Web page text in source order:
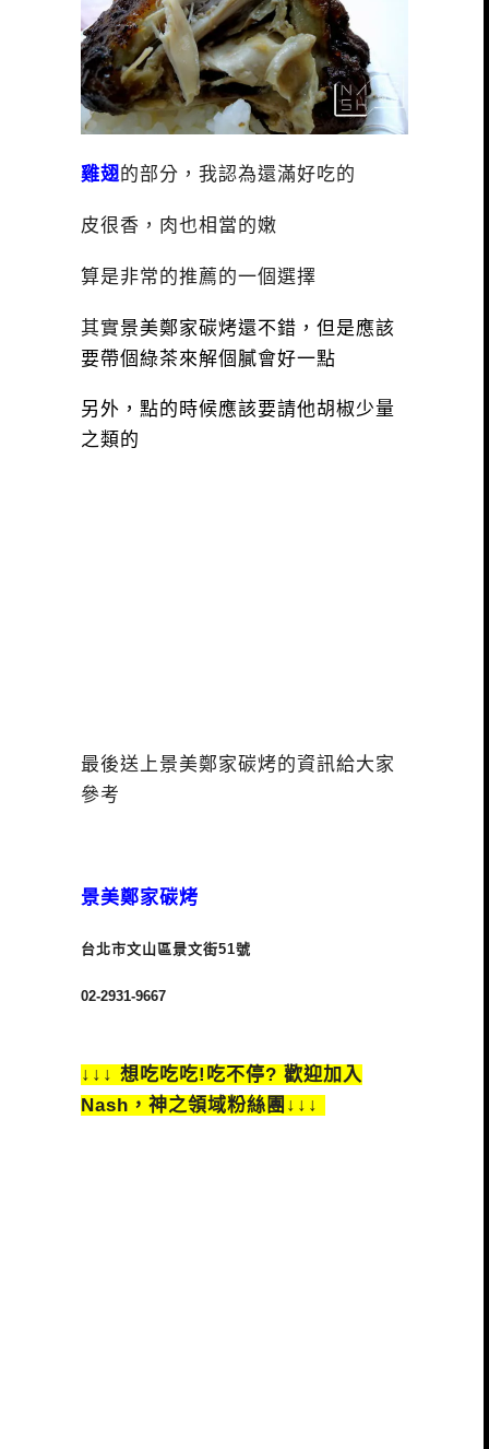
雞翅的部分，我認為還滿好吃的
皮很香，肉也相當的嫩
算是非常的推薦的一個選擇
其實景美鄭家碳烤還不錯，但是應該
要帶個綠茶來解個膩會好一點
另外，點的時候應該要請他胡椒少量
之類的
最後送上景美鄭家碳烤的資訊給大家
參考
景美鄭家碳烤
台北市文山區景文街51號 ‎
02-2931-9667
↓↓↓ 想吃吃吃!吃不停? 歡迎加入
Nash，神之領域粉絲團↓↓↓